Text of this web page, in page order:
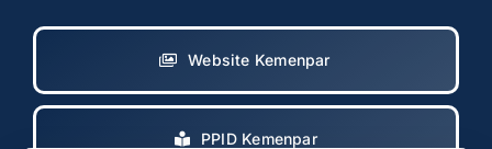
Website Kemenpar
PPID Kemenpar